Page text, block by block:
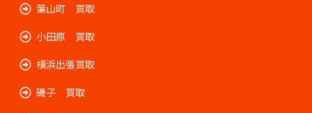
葉山町 買取
小田原 買取
横浜出張買取
磯子 買取